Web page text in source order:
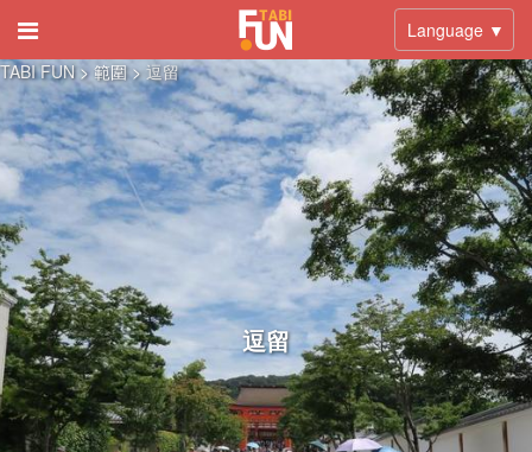
Language ▼
TABI FUN> 範圍 >逗留
逗留